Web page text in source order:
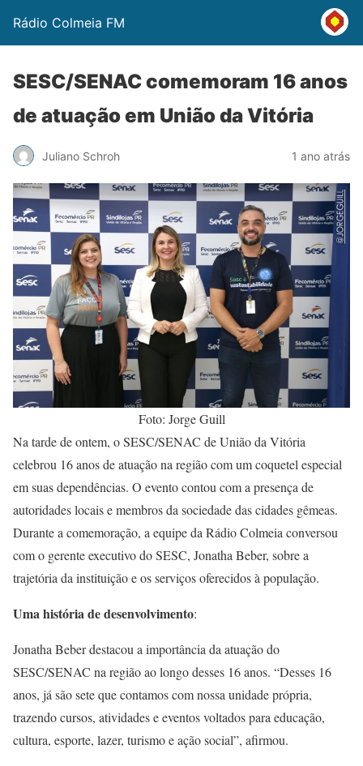
Rádio Colmeia FM
SESC/SENAC comemoram 16 anos
de atuação em União da Vitória
Juliano Schroh 1 ano atrás
Foto: Jorge Guill
Na tarde de ontem, o SESC/SENAC de União da Vitória
celebrou 16 anos de atuação na região com um coquetel especial
em suas dependências. O evento contou com a presença de
autoridades locais e membros da sociedade das cidades gêmeas.
Durante a comemoração, a equipe da Rádio Colmeia conversou
com o gerente executivo do SESC, Jonatha Beber, sobre a
trajetória da instituição e os serviços oferecidos à população.
Uma história de desenvolvimento:
Jonatha Beber destacou a importância da atuação do
SESC/SENAC na região ao longo desses 16 anos. “Desses 16
anos, já são sete que contamos com nossa unidade própria,
trazendo cursos, atividades e eventos voltados para educação,
cultura, esporte, lazer, turismo e ação social”, afirmou.